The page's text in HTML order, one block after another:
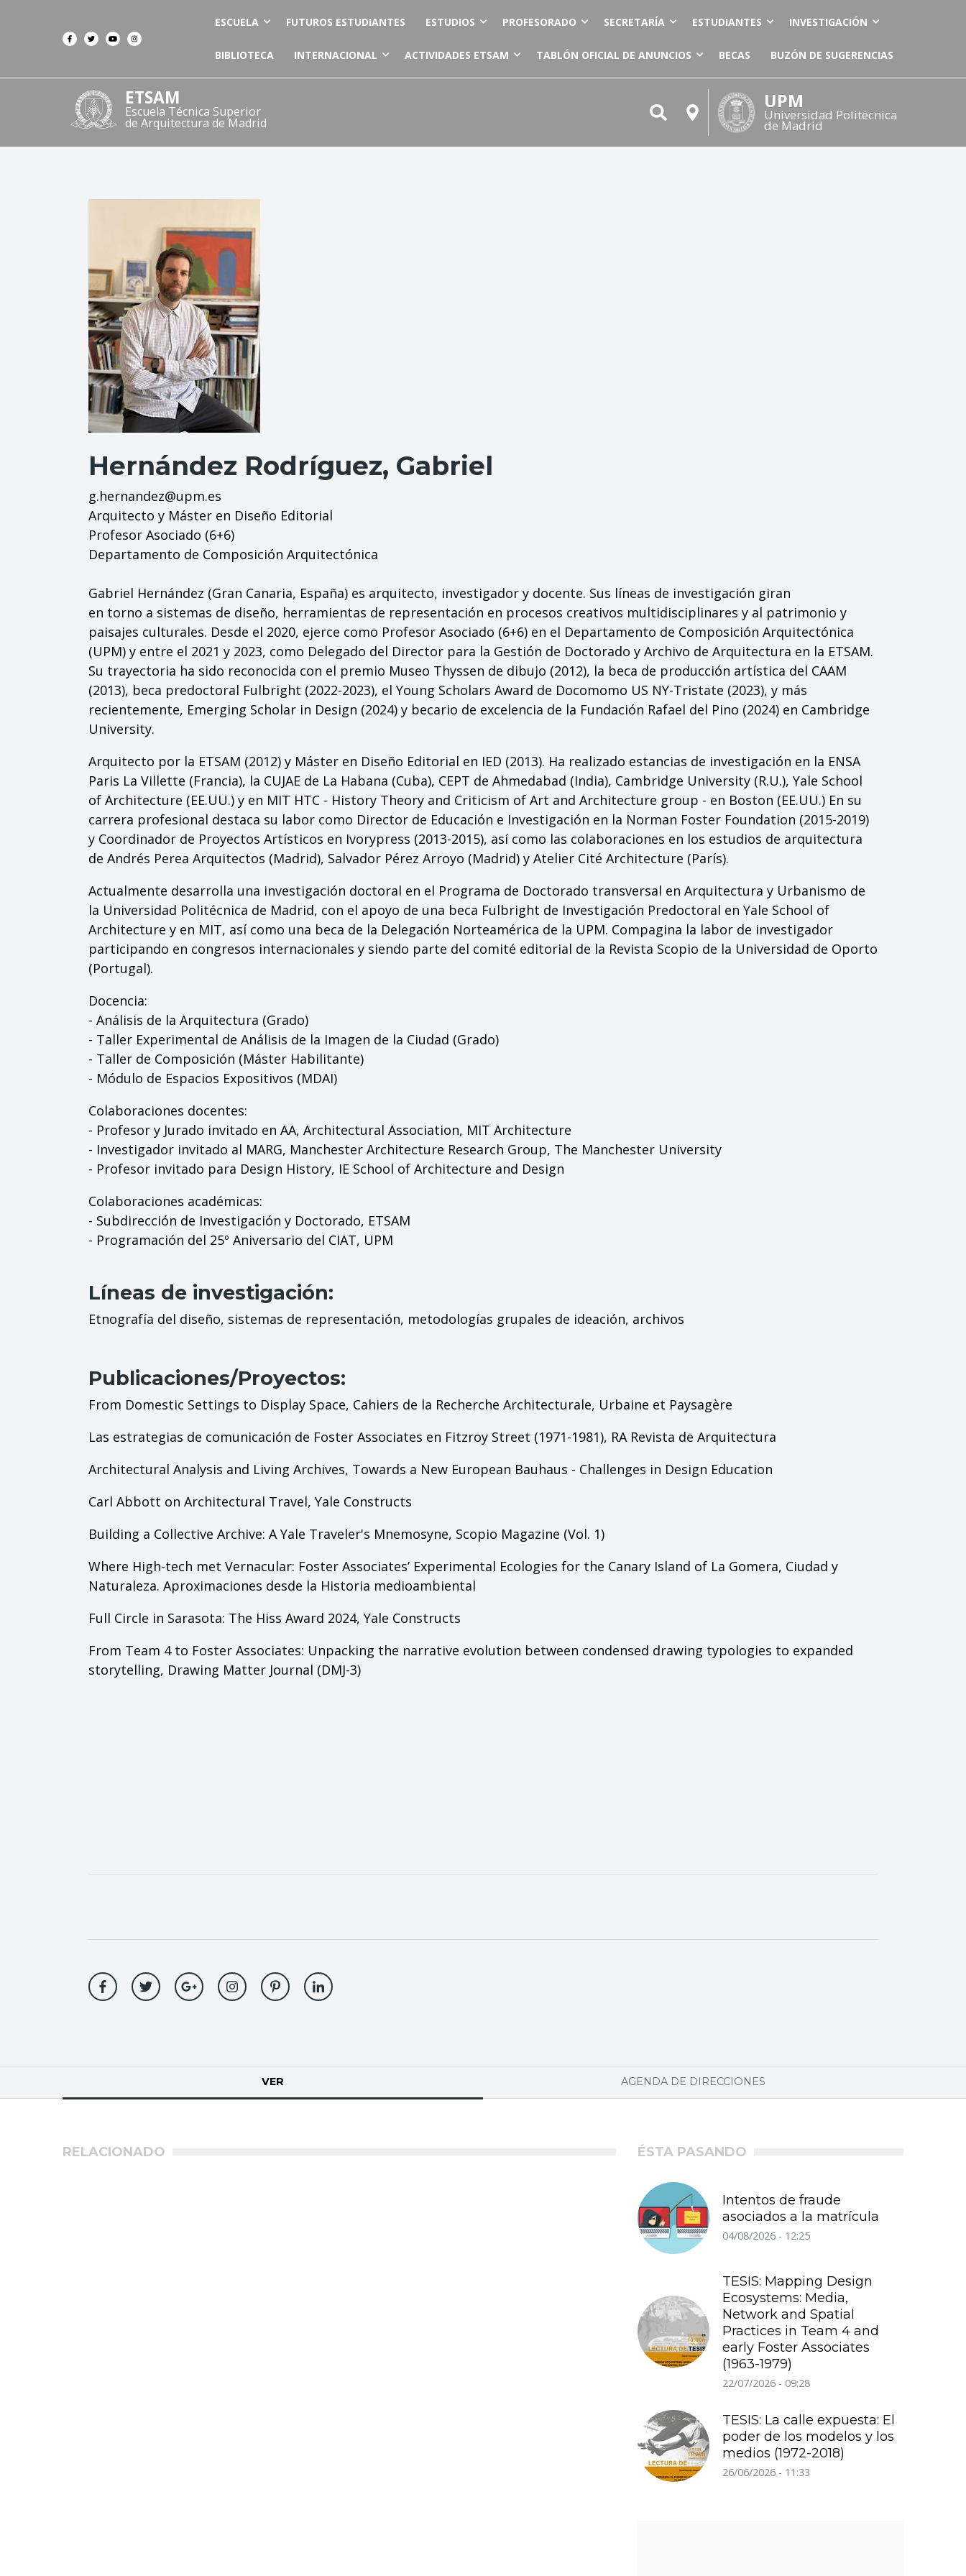
ESCUELA FUTUROS ESTUDIANTES ESTUDIOS PROFESORADO SECRETARÍA ESTUDIANTES INVESTIGACIÓN
BIBLIOTECA INTERNACIONAL ACTIVIDADES ETSAM TABLÓN OFICIAL DE ANUNCIOS BECAS BUZÓN DE SUGERENCIAS
ETSAM
Escuela Técnica Superior
de Arquitectura de Madrid
UPM
Universidad Politécnica
de Madrid
Hernández Rodríguez, Gabriel
g.hernandez@upm.es
Arquitecto y Máster en Diseño Editorial
Profesor Asociado (6+6)
Departamento de Composición Arquitectónica
Gabriel Hernández (Gran Canaria, España) es arquitecto, investigador y docente. Sus líneas de investigación giran
en torno a sistemas de diseño, herramientas de representación en procesos creativos multidisciplinares y al patrimonio y
paisajes culturales. Desde el 2020, ejerce como Profesor Asociado (6+6) en el Departamento de Composición Arquitectónica
(UPM) y entre el 2021 y 2023, como Delegado del Director para la Gestión de Doctorado y Archivo de Arquitectura en la ETSAM.
Su trayectoria ha sido reconocida con el premio Museo Thyssen de dibujo (2012), la beca de producción artística del CAAM
(2013), beca predoctoral Fulbright (2022-2023), el Young Scholars Award de Docomomo US NY-Tristate (2023), y más
recientemente, Emerging Scholar in Design (2024) y becario de excelencia de la Fundación Rafael del Pino (2024) en Cambridge
University.
Arquitecto por la ETSAM (2012) y Máster en Diseño Editorial en IED (2013). Ha realizado estancias de investigación en la ENSA
Paris La Villette (Francia), la CUJAE de La Habana (Cuba), CEPT de Ahmedabad (India), Cambridge University (R.U.), Yale School
of Architecture (EE.UU.) y en MIT HTC - History Theory and Criticism of Art and Architecture group - en Boston (EE.UU.) En su
carrera profesional destaca su labor como Director de Educación e Investigación en la Norman Foster Foundation (2015-2019)
y Coordinador de Proyectos Artísticos en Ivorypress (2013-2015), así como las colaboraciones en los estudios de arquitectura
de Andrés Perea Arquitectos (Madrid), Salvador Pérez Arroyo (Madrid) y Atelier Cité Architecture (París).
Actualmente desarrolla una investigación doctoral en el Programa de Doctorado transversal en Arquitectura y Urbanismo de
la Universidad Politécnica de Madrid, con el apoyo de una beca Fulbright de Investigación Predoctoral en Yale School of
Architecture y en MIT, así como una beca de la Delegación Norteamérica de la UPM. Compagina la labor de investigador
participando en congresos internacionales y siendo parte del comité editorial de la Revista Scopio de la Universidad de Oporto
(Portugal).
Docencia:
- Análisis de la Arquitectura (Grado)
- Taller Experimental de Análisis de la Imagen de la Ciudad (Grado)
- Taller de Composición (Máster Habilitante)
- Módulo de Espacios Expositivos (MDAI)
Colaboraciones docentes:
- Profesor y Jurado invitado en AA, Architectural Association, MIT Architecture
- Investigador invitado al MARG, Manchester Architecture Research Group, The Manchester University
- Profesor invitado para Design History, IE School of Architecture and Design
Colaboraciones académicas:
- Subdirección de Investigación y Doctorado, ETSAM
- Programación del 25º Aniversario del CIAT, UPM
Líneas de investigación:
Etnografía del diseño, sistemas de representación, metodologías grupales de ideación, archivos
Publicaciones/Proyectos:
From Domestic Settings to Display Space, Cahiers de la Recherche Architecturale, Urbaine et Paysagère
Las estrategias de comunicación de Foster Associates en Fitzroy Street (1971-1981), RA Revista de Arquitectura
Architectural Analysis and Living Archives, Towards a New European Bauhaus - Challenges in Design Education
Carl Abbott on Architectural Travel, Yale Constructs
Building a Collective Archive: A Yale Traveler's Mnemosyne, Scopio Magazine (Vol. 1)
Where High-tech met Vernacular: Foster Associates’ Experimental Ecologies for the Canary Island of La Gomera, Ciudad y
Naturaleza. Aproximaciones desde la Historia medioambiental
Full Circle in Sarasota: The Hiss Award 2024, Yale Constructs
From Team 4 to Foster Associates: Unpacking the narrative evolution between condensed drawing typologies to expanded
storytelling, Drawing Matter Journal (DMJ-3)
principales
VER AGENDA DE DIRECCIONES
RELACIONADO ÉSTA PASANDO
Intentos de fraude
asociados a la matrícula
04/08/2026 - 12:25
TESIS: Mapping Design
Ecosystems: Media,
Network and Spatial
Practices in Team 4 and
early Foster Associates
(1963-1979)
22/07/2026 - 09:28
TESIS: La calle expuesta: El
poder de los modelos y los
medios (1972-2018)
26/06/2026 - 11:33